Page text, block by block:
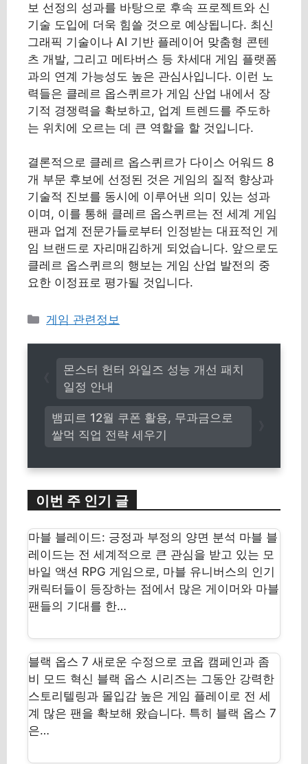
보 선정의 성과를 바탕으로 후속 프로젝트와 신
기술 도입에 더욱 힘쓸 것으로 예상됩니다. 최신
그래픽 기술이나 AI 기반 플레이어 맞춤형 콘텐
츠 개발, 그리고 메타버스 등 차세대 게임 플랫폼
과의 연계 가능성도 높은 관심사입니다. 이런 노
력들은 클레르 옵스퀴르가 게임 산업 내에서 장
기적 경쟁력을 확보하고, 업계 트렌드를 주도하
는 위치에 오르는 데 큰 역할을 할 것입니다.
결론적으로 클레르 옵스퀴르가 다이스 어워드 8
개 부문 후보에 선정된 것은 게임의 질적 향상과
기술적 진보를 동시에 이루어낸 의미 있는 성과
이며, 이를 통해 클레르 옵스퀴르는 전 세계 게임
팬과 업계 전문가들로부터 인정받는 대표적인 게
임 브랜드로 자리매김하게 되었습니다. 앞으로도
클레르 옵스퀴르의 행보는 게임 산업 발전의 중
요한 이정표로 평가될 것입니다.
카
게임 관련정보
뱀피르 12월 쿠폰 활용, 무과금으로
쌀먹 직업 전략 세우기
몬스터 헌터 와일즈 성능 개선 패치
일정 안내
이번 주 인기 글
마블 블레이드: 긍정과 부정의 양면 분석 마블 블
레이드는 전 세계적으로 큰 관심을 받고 있는 모
바일 액션 RPG 게임으로, 마블 유니버스의 인기
캐릭터들이 등장하는 점에서 많은 게이머와 마블
팬들의 기대를 한…
블랙 옵스 7 새로운 수정으로 코옵 캠페인과 좀
비 모드 혁신 블랙 옵스 시리즈는 그동안 강력한
스토리텔링과 몰입감 높은 게임 플레이로 전 세
계 많은 팬을 확보해 왔습니다. 특히 블랙 옵스 7
은…